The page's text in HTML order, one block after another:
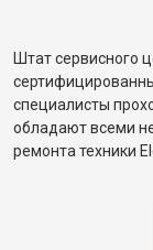
Штат сервисного
специалисты
обладают всеми
ремонта техники